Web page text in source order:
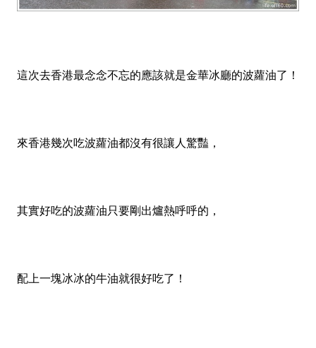
這次去香港最念念不忘的應該就是金華冰廳的波蘿油了！
來香港幾次吃波蘿油都沒有很讓人驚豔，
其實好吃的波蘿油只要剛出爐熱呼呼的，
配上一塊冰冰的牛油就很好吃了！